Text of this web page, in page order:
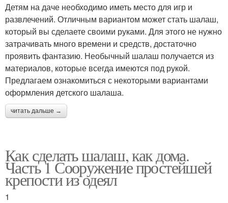
Детям на даче необходимо иметь место для игр и
развлечений. Отличным вариантом может стать шалаш,
который вы сделаете своими руками. Для этого не нужно
затрачивать много времени и средств, достаточно
проявить фантазию. Необычный шалаш получается из
материалов, которые всегда имеются под рукой.
Предлагаем ознакомиться с некоторыми вариантами
оформления детского шалаша.
читать дальше →
Как сделать шалаш, как дома.
Часть 1 Сооружение простейшей
крепости из одеял
1